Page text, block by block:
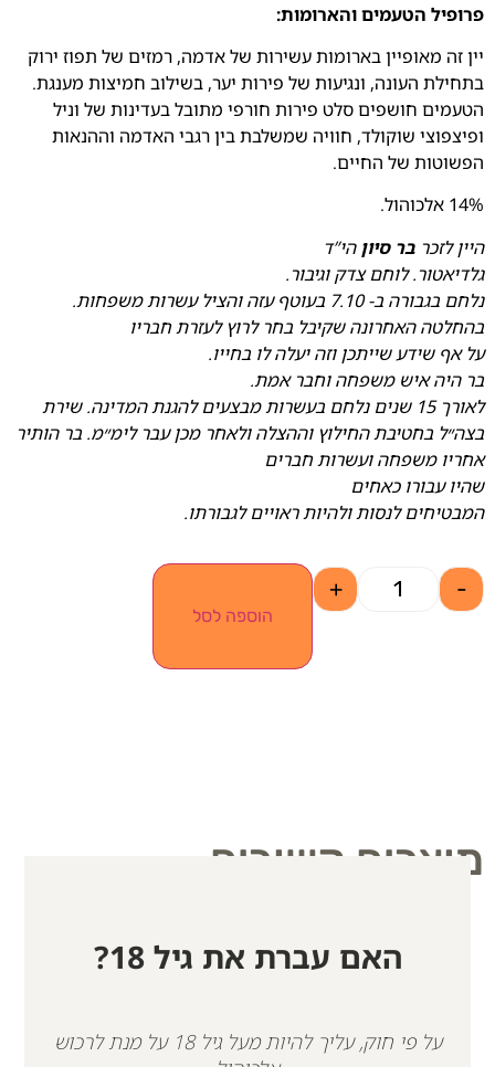
פרופיל הטעמים והארומות:
יין זה מאופיין בארומות עשירות של אדמה, רמזים של תפוז ירוק
בתחילת העונה, ונגיעות של פירות יער, בשילוב חמיצות מענגת.
הטעמים חושפים סלט פירות חורפי מתובל בעדינות של וניל
ופיצפוצי שוקולד, חוויה שמשלבת בין רגבי האדמה וההנאות
הפשוטות של החיים.
14% אלכוהול.
היין לזכר בר סיון הי”ד
גלדיאטור. לוחם צדק וגיבור.
נלחם בגבורה ב- 7.10 בעוטף עזה והציל עשרות משפחות.
בהחלטה האחרונה שקיבל בחר לרוץ לעזרת חבריו
על אף שידע שייתכן וזה יעלה לו בחייו.
בר היה איש משפחה וחבר אמת.
לאורך 15 שנים נלחם בעשרות מבצעים להגנת המדינה. שירת
בצה״ל בחטיבת החילוץ וההצלה ולאחר מכן עבר לימ״מ. בר הותיר
אחריו משפחה ועשרות חברים
שהיו עבורו כאחים
המבטיחים לנסות ולהיות ראויים לגבורתו.
-
+
הוספה לסל
מוצרים קשורים
האם עברת את גיל 18?
על פי חוק, עליך להיות מעל גיל 18 על מנת לרכוש